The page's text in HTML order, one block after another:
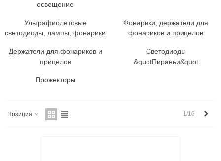
освещение
Ультрафиолетовые
светодиоды, лампы, фонарики
Фонарики, держатели для
фонариков и прицелов
Держатели для фонариков и
прицелов
Светодиоды
&quotПираньи&quot
Прожекторы
Позиция 1/16